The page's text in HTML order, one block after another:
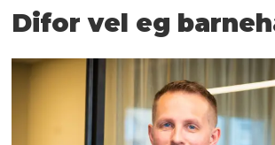
Difor vel eg